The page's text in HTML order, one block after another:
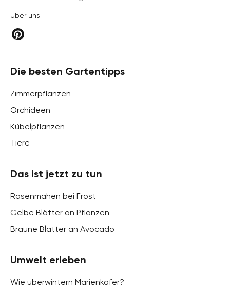
Über uns
Die besten Gartentipps
Zimmerpflanzen
Orchideen
Kübelpflanzen
Tiere
Das ist jetzt zu tun
Rasenmähen bei Frost
Gelbe Blätter an Pflanzen
Braune Blätter an Avocado
Umwelt erleben
Wie überwintern Marienkäfer?